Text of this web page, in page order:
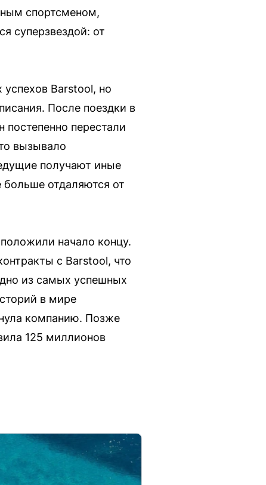
спортсменом,
суперзвездой: от
успехов Barstool, но
После поездки в
перестали
вызывало
получают иные
отдаляются от
начало концу.
с Barstool, что
из самых успешных
в мире
компанию. Позже
125 миллионов